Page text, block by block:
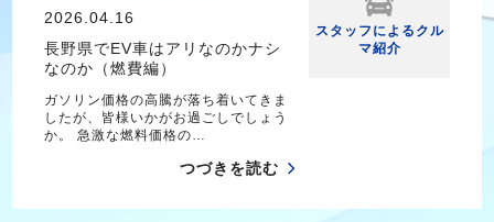
2026.04.16
長野県でEV車はアリなのかナシ
なのか（燃費編）
ガソリン価格の高騰が落ち着いてきま
したが、皆様いかがお過ごしでしょう
か。 急激な燃料価格の…
つづきを読む
スタッフによるクル
マ紹介